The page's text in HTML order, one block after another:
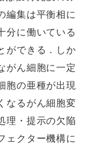
編集は平衡相に
分に働いている
ができる．しか
がん細胞に一定
胞の亜種が出現
なるがん細胞変
理・提示の欠陥
ェクター機構に